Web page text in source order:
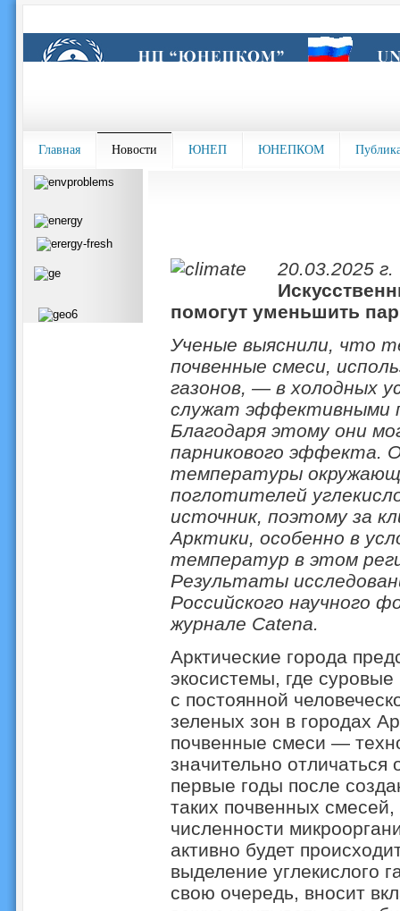
Главная Новости ЮНЕП ЮНЕПКОМ
20.03.2025 г.
помогут уменьшить
Ученые выяснили, что
почвенные смеси,
газонов, — в холодных
служат эффективными
Благодаря этому они
парникового эффекта.
температуры
поглотителей
источник, поэтому за
Арктики, особенно в
температур в этом
Результаты
Российского научного
журнале Catena.
Арктические города
экосистемы, где
с постоянной
зеленых зон в городах
почвенные смеси —
значительно отличаться
первые годы после
таких почвенных смесей,
численности
активно будет
выделение углекислого
свою очередь, вносит